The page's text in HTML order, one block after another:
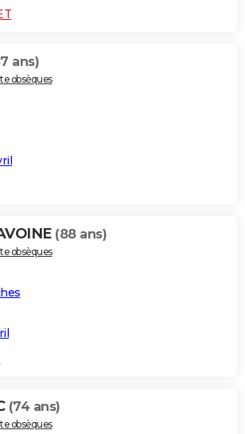
ans)
obsèques
(88 ans)
obsèques
(74 ans)
obsèques